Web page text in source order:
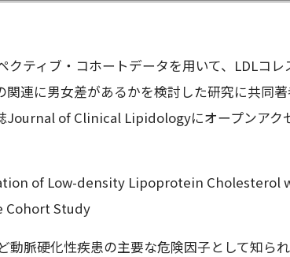
ティブ・コホートデータを用いて、LDLコ
連に男女差があるかを検討した研究に共同
Journal of Clinical Lipidologyにオープンアク
of Low-density Lipoprotein Cholesterol
Cohort Study
脈硬化性疾患の主要な危険因子として知られ